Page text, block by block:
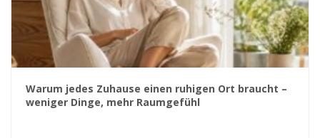
Warum jedes Zuhause einen ruhigen Ort braucht –
weniger Dinge, mehr Raumgefühl